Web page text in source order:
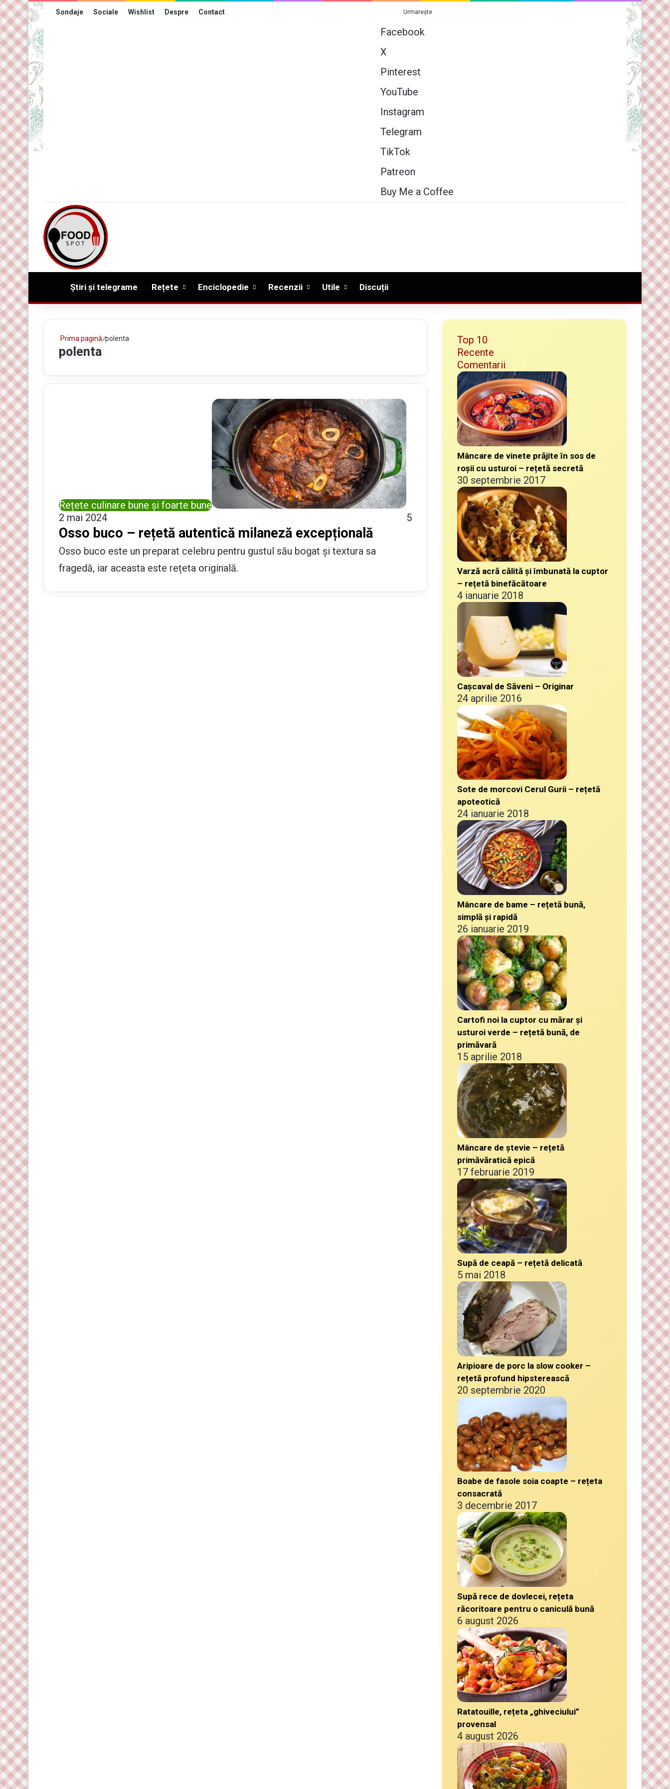
Sondaje Sociale Wishlist Despre Contact Urmarește
Facebook
X
Pinterest
YouTube
Instagram
Telegram
TikTok
Patreon
Buy Me a Coffee
Prima pagină
Știri și telegrame Rețete Enciclopedie Recenzii Utile Discuții Random Article
Caută ceva
Prima pagină/polenta
polenta
Rețete culinare bune și foarte bune
2 mai 2024
5
Osso buco – rețetă autentică milaneză excepțională
Osso buco este un preparat celebru pentru gustul său bogat și textura sa
fragedă, iar aceasta este rețeta originală.
Top 10
Recente
Comentarii
Mâncare de vinete prăjite în sos de
roșii cu usturoi – rețetă secretă
30 septembrie 2017
Varză acră călită și îmbunată la cuptor
– rețetă binefăcătoare
4 ianuarie 2018
Cașcaval de Săveni – Originar
24 aprilie 2016
Sote de morcovi Cerul Gurii – rețetă
apoteotică
24 ianuarie 2018
Mâncare de bame – rețetă bună,
simplă și rapidă
26 ianuarie 2019
Cartofi noi la cuptor cu mărar și
usturoi verde – rețetă bună, de
primăvară
15 aprilie 2018
Mâncare de ștevie – rețetă
primăvăratică epică
17 februarie 2019
Supă de ceapă – rețetă delicată
5 mai 2018
Aripioare de porc la slow cooker –
rețetă profund hipsterească
20 septembrie 2020
Boabe de fasole soia coapte – rețeta
consacrată
3 decembrie 2017
Supă rece de dovlecei, rețeta
răcoritoare pentru o caniculă bună
6 august 2026
Ratatouille, rețeta „ghiveciului”
provensal
4 august 2026